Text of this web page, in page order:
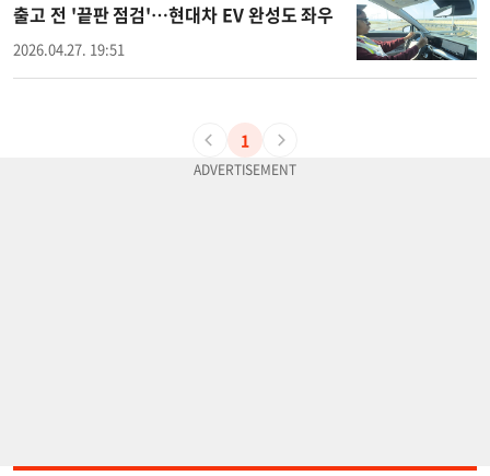
출고 전 '끝판 점검'…현대차 EV 완성도 좌우
2026.04.27. 19:51
1